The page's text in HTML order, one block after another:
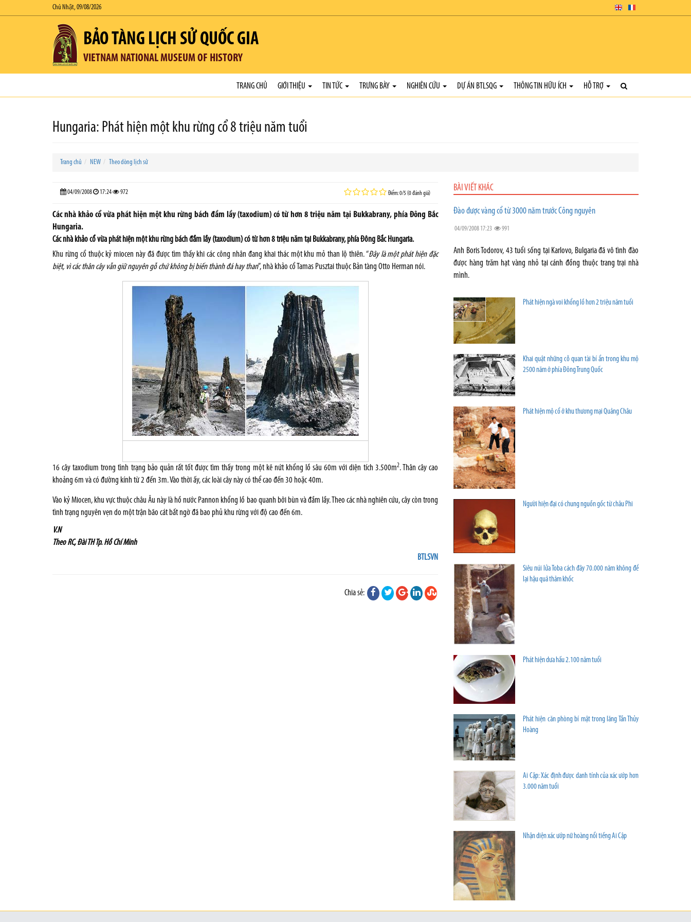
Chủ Nhật, 09/08/2026
BẢO TÀNG LỊCH SỬ QUỐC GIA
VIETNAM NATIONAL MUSEUM OF HISTORY
TRANG CHỦ GIỚI THIỆU TIN TỨC TRƯNG BÀY NGHIÊN CỨU DỰ ÁN BTLSQG THÔNG TIN HỮU ÍCH HỖ TRỢ
Hungaria: Phát hiện một khu rừng cổ 8 triệu năm tuổi
Trang chủ NEW Theo dòng lịch sử
04/09/2008 17:24 972 Điểm: 0/5 (0 đánh giá)
Các nhà khảo cổ vừa phát hiện một khu rừng bách đầm lầy (taxodium) có từ hơn 8 triệu năm tại Bukkabrany, phía Đông Bắc
Hungaria.
Các nhà khảo cổ vừa phát hiện một khu rừng bách đầm lầy (taxodium) có từ hơn 8 triệu năm tại Bukkabrany, phía Đông Bắc Hungaria.
Khu rừng cổ thuộc kỷ miocen này đã được tìm thấy khi các công nhân đang khai thác một khu mỏ than lộ thiên. “Đây là một phát hiện đặc
biệt, vì các thân cây vẫn giữ nguyên gỗ chứ không bị biến thành đá hay than”, nhà khảo cổ Tamas Pusztai thuộc Bản tàng Otto Herman nói.
16 cây taxodium trong tình trạng bảo quản rất tốt được tìm thấy trong một kẽ nứt khổng lồ sâu 60m với diện tích 3.500m2. Thân cây cao
khoảng 6m và có đường kính từ 2 đến 3m. Vào thời ấy, các loài cây này có thể cao đến 30 hoặc 40m.
Vào kỷ Miocen, khu vực thuộc châu Âu này là hồ nước Pannon khổng lồ bao quanh bởi bùn và đầm lầy. Theo các nhà nghiên cứu, cây còn trong
tình trạng nguyên vẹn do một trận bão cát bất ngờ đã bao phủ khu rừng với độ cao đến 6m.
V.N
Theo RC, Đài TH Tp. Hồ Chí Minh
BTLSVN
Chia sẻ:
BÀI VIẾT KHÁC
Đào được vàng cổ từ 3000 năm trước Công nguyên
04/09/2008 17:23 991
Anh Boris Todorov, 43 tuổi sống tại Karlovo, Bulgaria đã vô tình đào
được hàng trăm hạt vàng nhỏ tại cánh đồng thuộc trang trại nhà
mình.
Phát hiện ngà voi khổng lồ hơn 2 triệu năm tuổi
Khai quật những cỗ quan tài bí ẩn trong khu mộ
2500 năm ở phía Đông Trung Quốc
Phát hiện mộ cổ ở khu thương mại Quảng Châu
Người hiện đại có chung nguồn gốc từ châu Phi
Siêu núi lửa Toba cách đây 70.000 năm không để
lại hậu quả thảm khốc
Phát hiện dưa hấu 2.100 năm tuổi
Phát hiện căn phòng bí mật trong lăng Tần Thủy
Hoàng
Ai Cập: Xác định được danh tính của xác ướp hơn
3.000 năm tuổi
Nhận diện xác ướp nữ hoàng nổi tiếng Ai Cập